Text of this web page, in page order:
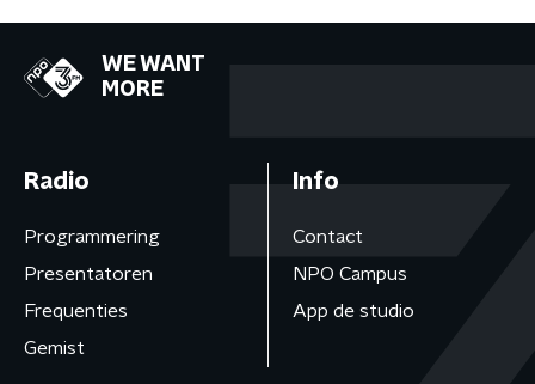
WE WANT
MORE
Radio
Programmering
Presentatoren
Frequenties
Gemist
Info
Contact
NPO Campus
App de studio